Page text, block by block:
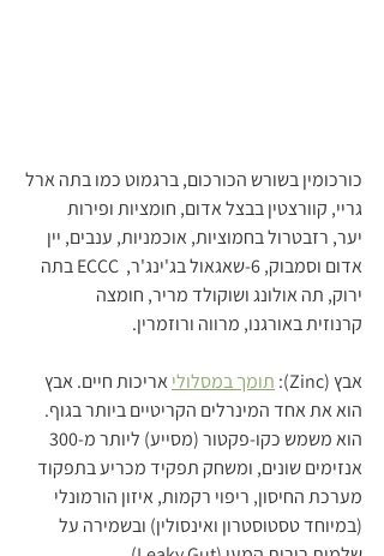
כורכומין בשורש הכורכום, ברגמוט כמו בתה ארל
גריי, קוורצטין בבצל אדום, חומציות ופירות
יער, רזבטרול בחמוציות, אוכמניות, ענבים, יין
אדום וסמבוק, 6-שאגאול בג'ינג'ר,  ECCC בתה
ירוק, תה אולונג ושוקולד מריר, חומצה
קרנוזית באורגנו, מרווה ורוזמרין.
אבץ (Zinc): תומך במסלולי אריכות חיים. אבץ
הוא את אחד המינרלים הקריטיים ביותר בגוף.
אנזימים שונים, ומשחק תפקיד מכריע בתפקוד
מערכת החיסון, ריפוי רקמות, איזון הורמונלי
(במיוחד טסטוסטרון ואינסולין) ובשמירה על